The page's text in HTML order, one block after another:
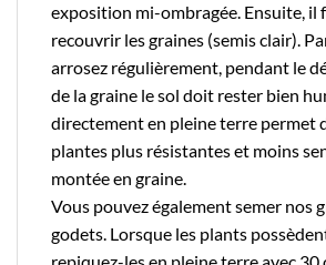
exposition mi-ombragée. Ensuite, il
recouvrir les graines (semis clair).
arrosez régulièrement, pendant le
de la graine le sol doit rester bien
directement en pleine terre permet
plantes plus résistantes et moins
montée en graine.
Vous pouvez également semer nos
godets. Lorsque les plants